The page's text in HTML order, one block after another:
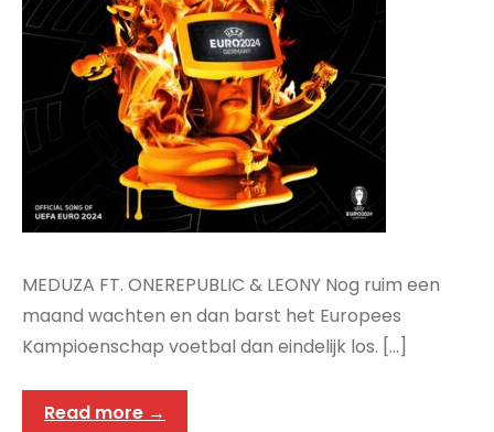
MEDUZA FT. ONEREPUBLIC & LEONY Nog ruim een
maand wachten en dan barst het Europees
Kampioenschap voetbal dan eindelijk los. […]
Read more →